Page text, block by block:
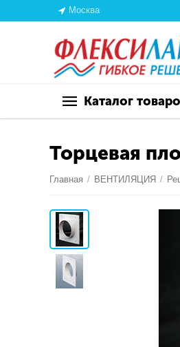
Москва
Каталог
Торцевая
Главная / ВЕНТИЛЯЦИЯ /